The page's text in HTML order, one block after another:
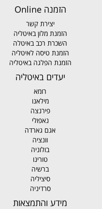
הזמנה Online
יצירת קשר
הזמנת מלון באיטליה
השכרת רכב באיטלה
הזמנת טיסה לאיטליה
הזמנת הפלגה באיטליה
יעדים באיטליה
רומא
מילאנו
פירנצה
נאפולי
אגם גארדה
וונציה
בולוניה
טורינו
ברשיה
סיציליה
סרדיניה
מידע והתמצאות